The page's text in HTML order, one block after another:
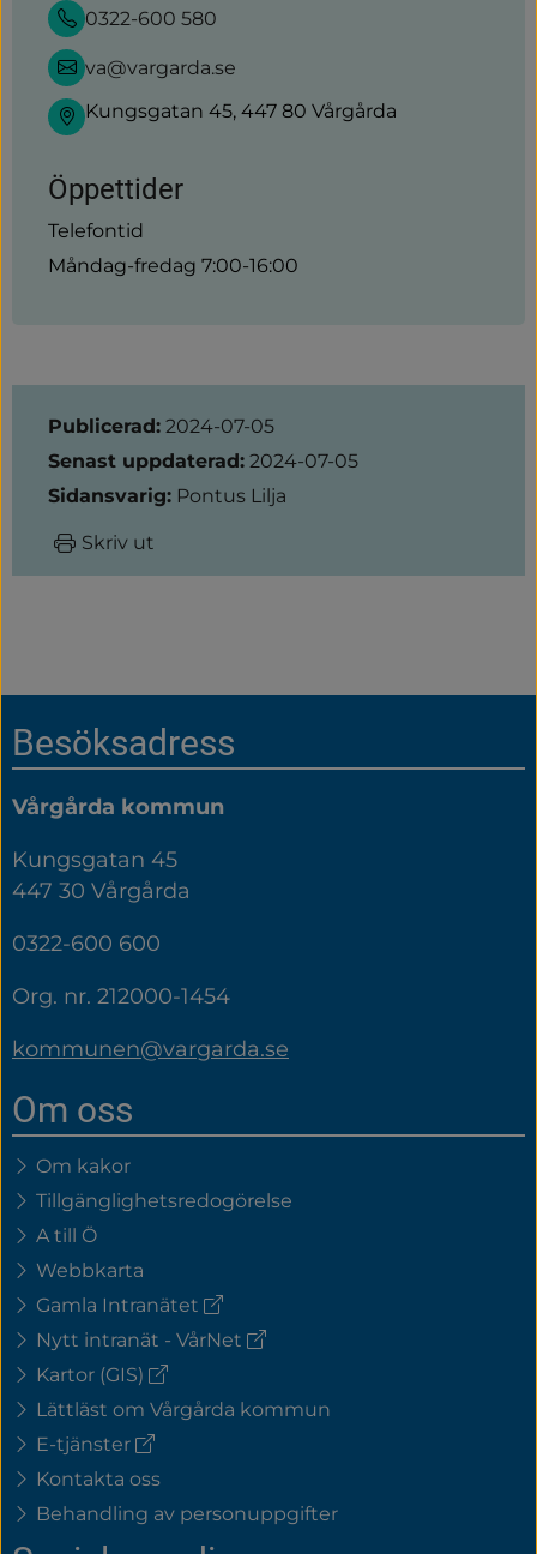
0322-600 580
va@vargarda.se
Kungsgatan 45, 447 80 Vårgårda
Öppettider
Telefontid
Måndag-fredag 7:00-16:00
Sidinformation
Publicerad: 2024-07-05
Senast uppdaterad: 2024-07-05
Sidansvarig: Pontus Lilja
Skriv ut
Sidfot
Besöksadress
Vårgårda kommun
Kungsgatan 45
447 30 Vårgårda
0322-600 600
Org. nr. 212000-1454
kommunen@vargarda.se
Om oss
Om kakor
Tillgänglighetsredogörelse
A till Ö
Webbkarta
Gamla Intranätet (extern
Nytt intranät - VårNet (extern
Kartor (GIS) (extern
länk)
Lättläst om Vårgårda kommun
E-tjänster (extern
Kontakta oss
Behandling av personuppgifter